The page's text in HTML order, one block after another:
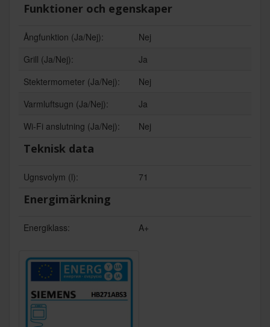
Funktioner och egenskaper
Ångfunktion (Ja/Nej):
Nej
Grill (Ja/Nej):
Ja
Stektermometer (Ja/Nej):
Nej
Varmluftsugn (Ja/Nej):
Ja
Wi-Fi anslutning (Ja/Nej):
Nej
Teknisk data
Ugnsvolym (l): 71
Energimärkning
Energiklass: A+